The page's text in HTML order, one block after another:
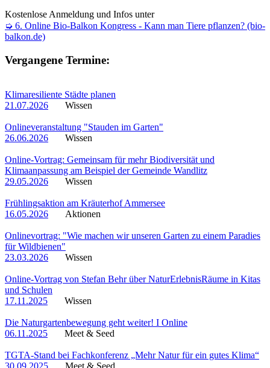
Kostenlose Anmeldung und Infos unter
➭ 6. Online Bio-Balkon Kongress - Kann man Tiere pflanzen? (bio-
balkon.de)
Vergangene Termine:
Klimaresiliente Städte planen
21.07.2026
Wissen
Onlineveranstaltung "Stauden im Garten"
26.06.2026
Wissen
Online-Vortrag: Gemeinsam für mehr Biodiversität und
Klimaanpassung am Beispiel der Gemeinde Wandlitz
29.05.2026
Wissen
Frühlingsaktion am Kräuterhof Ammersee
16.05.2026
Aktionen
Onlinevortrag: "Wie machen wir unseren Garten zu einem Paradies
für Wildbienen"
23.03.2026
Wissen
Online-Vortrag von Stefan Behr über NaturErlebnisRäume in Kitas
und Schulen
17.11.2025
Wissen
Die Naturgartenbewegung geht weiter! I Online
06.11.2025
Meet & Seed
TGTA-Stand bei Fachkonferenz „Mehr Natur für ein gutes Klima“
30.09.2025
Meet & Seed